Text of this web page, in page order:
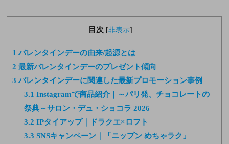
目次 [非表示]
1 バレンタインデーの由来/起源とは
2 最新バレンタインデーのプレゼント傾向
3 バレンタインデーに関連した最新プロモーション事例
3.1 Instagramで商品紹介｜～パリ発、チョコレートの
祭典～サロン・デュ・ショコラ 2026
3.2 IPタイアップ｜ドラクエ×ロフト
3.3 SNSキャンペーン｜「ニップン めちゃラク」